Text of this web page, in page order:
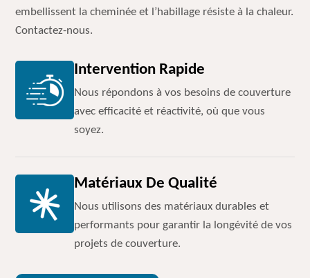
embellissent la cheminée et l’habillage résiste à la chaleur.
Contactez-nous.
Intervention Rapide
Nous répondons à vos besoins de couverture
avec efficacité et réactivité, où que vous
soyez.
Matériaux De Qualité
Nous utilisons des matériaux durables et
performants pour garantir la longévité de vos
projets de couverture.